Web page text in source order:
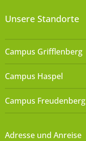
Unsere Standorte
Campus Grifflenberg
Campus Haspel
Campus Freudenberg
Adresse und Anreise